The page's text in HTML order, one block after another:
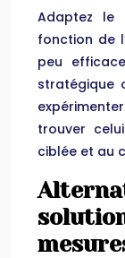
Adaptez le
fonction de
peu
stratégique
trouver
ciblée et au